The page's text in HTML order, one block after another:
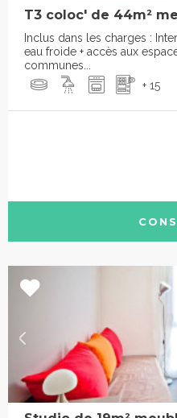
T3 coloc' de 44m²
Inclus dans les charges :
eau froide + accès aux
communes...
+ 15